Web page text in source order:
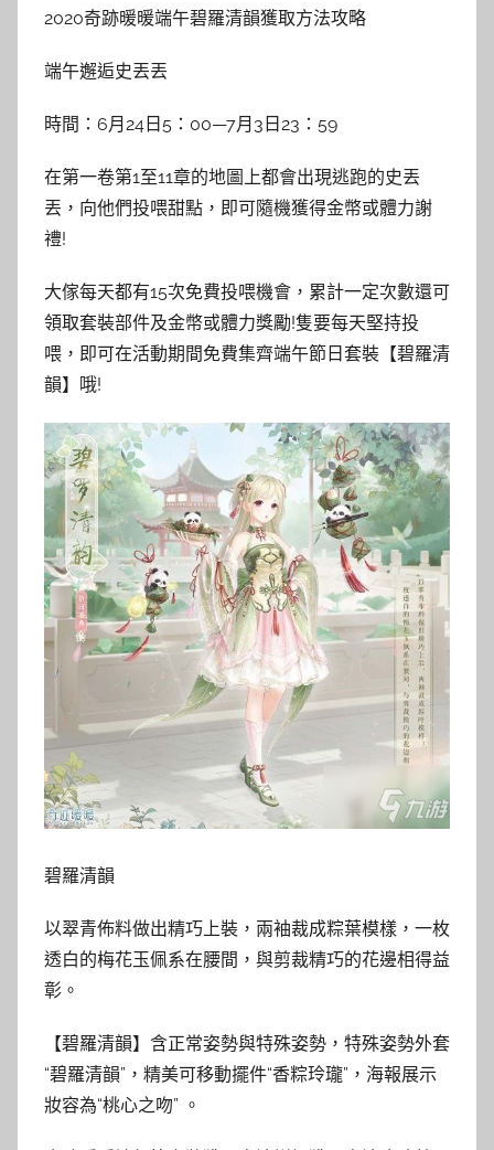
2020奇跡暖暖端午碧羅清韻獲取方法攻略
端午邂逅史丟丟
時間：6月24日5：00—7月3日23：59
在第一卷第1至11章的地圖上都會出現逃跑的史丟
丟，向他們投喂甜點，即可隨機獲得金幣或體力謝
禮!
大傢每天都有15次免費投喂機會，累計一定次數還可
領取套裝部件及金幣或體力獎勵!隻要每天堅持投
喂，即可在活動期間免費集齊端午節日套裝【碧羅清
韻】哦!
碧羅清韻
以翠青佈料做出精巧上裝，兩袖裁成粽葉模樣，一枚
透白的梅花玉佩系在腰間，與剪裁精巧的花邊相得益
彰。
【碧羅清韻】含正常姿勢與特殊姿勢，特殊姿勢外套
“碧羅清韻”，精美可移動擺件“香粽玲瓏”，海報展示
妝容為“桃心之吻” 。